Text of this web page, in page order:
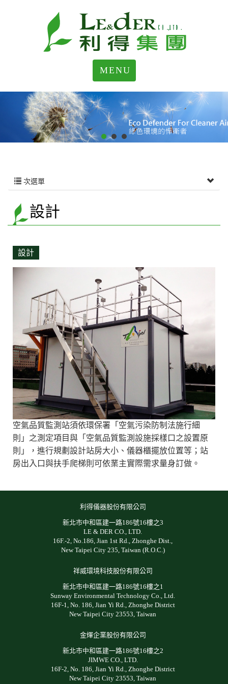
MENU
次選單
設計
設計
空氣品質監測站須依環保署「空氣污染防制法施行細
則」之測定項目與「空氣品質監測設施採樣口之設置原
則」，進行規劃設計站房大小、儀器櫃擺放位置等；站
房出入口與扶手爬梯則可依業主實際需求量身訂做。
利得儀器股份有限公司
新北市中和區建一路186號16樓之3
LE & DER CO., LTD.
16F.-2, No.186, Jian 1st Rd., Zhonghe Dist.,
New Taipei City 235, Taiwan (R.O.C.)
祥威環境科技股份有限公司
新北市中和區建一路186號16樓之1
Sunway Environmental Technology Co., Ltd.
16F-1, No. 186, Jian Yi Rd., Zhonghe District
New Taipei City 23553, Taiwan
金煇企業股份有限公司
新北市中和區建一路186號16樓之2
JIMWE CO., LTD.
16F-2, No. 186, Jian Yi Rd., Zhonghe District
New Taipei City 23553, Taiwan